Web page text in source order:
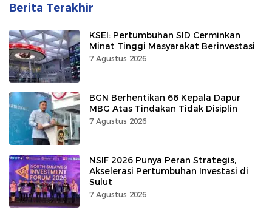
Berita Terakhir
KSEI: Pertumbuhan SID Cerminkan
Minat Tinggi Masyarakat Berinvestasi
7 Agustus 2026
BGN Berhentikan 66 Kepala Dapur
MBG Atas Tindakan Tidak Disiplin
7 Agustus 2026
NSIF 2026 Punya Peran Strategis,
Akselerasi Pertumbuhan Investasi di
Sulut
7 Agustus 2026